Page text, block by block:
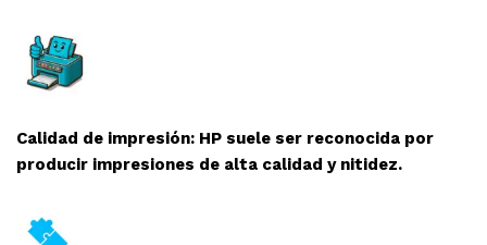
Calidad de impresión: HP suele ser reconocida por
producir impresiones de alta calidad y nitidez.